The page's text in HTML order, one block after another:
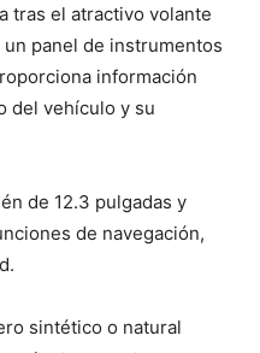
tras el atractivo volante
panel de instrumentos
información
del vehículo y su
de 12.3 pulgadas y
de navegación,
sintético o natural